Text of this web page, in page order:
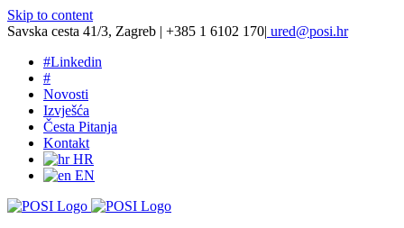
Skip to content
Savska cesta 41/3, Zagreb | +385 1 6102 170| ured@posi.hr
#Linkedin
#
Novosti
Izvješća
Česta Pitanja
Kontakt
HR
EN